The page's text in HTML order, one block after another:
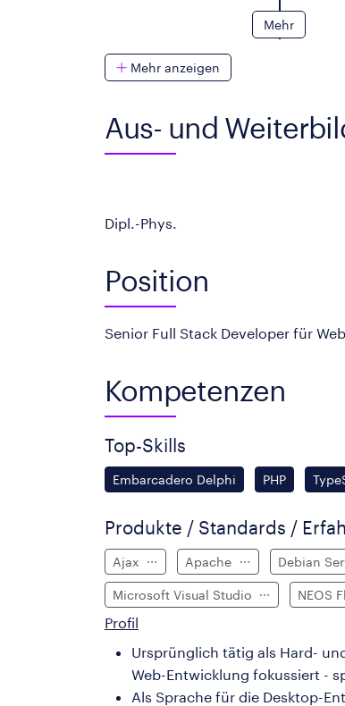
Mehr
Mehr anzeigen
Aus- und
Dipl.-Phys.
Position
Senior Full Stack Developer für
Kompetenzen
Top-Skills
Embarcadero Delphi PHP
Produkte / Standards /
Ajax Apache Debian
Microsoft Visual Studio NEOS
Profil
Ursprünglich tätig als Hard-
Web-Entwicklung fokussiert -
Als Sprache für die Desktop-